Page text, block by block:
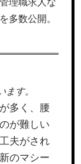
理職求人な
多数公開。
ます。
多く、腰
が難しい
夫がされ
のマシー